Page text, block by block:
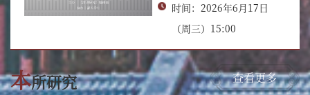
时间：2026年6月17日
（周三）15:00
本所研究 查看更多